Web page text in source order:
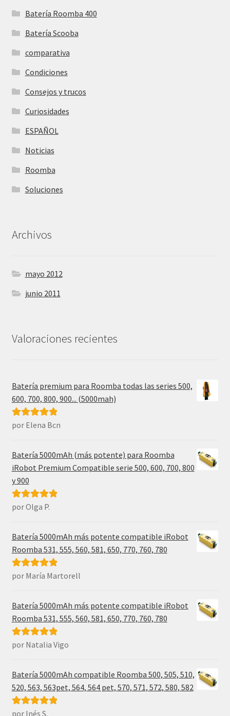
Batería Roomba 400
Batería Scooba
comparativa
Condiciones
Consejos y trucos
Curiosidades
ESPAÑOL
Noticias
Roomba
Soluciones
Archivos
mayo 2012
junio 2011
Valoraciones recientes
Batería premium para Roomba todas las series 500,
600, 700, 800, 900... (5000mah)
Valorado con
por Elena Bcn
Batería 5000mAh (más potente) para Roomba
iRobot Premium Compatible serie 500, 600, 700, 800
y 900
Valorado con
por Olga P.
Batería 5000mAh más potente compatible iRobot
Roomba 531, 555, 560, 581, 650, 770, 760, 780
Valorado con
por María Martorell
Batería 5000mAh más potente compatible iRobot
Roomba 531, 555, 560, 581, 650, 770, 760, 780
Valorado con
por Natalia Vigo
Batería 5000mAh compatible Roomba 500, 505, 510,
520, 563, 563pet, 564, 564 pet, 570, 571, 572, 580, 582
Valorado con
por Inés S.